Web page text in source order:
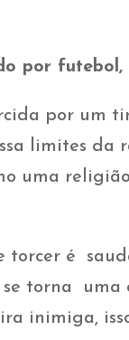
por
por um
limites da
uma
torcer é
se torna
inimiga,